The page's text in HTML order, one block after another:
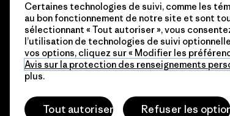
© 2026 Patagonia, Inc. All Rights Reserved.
Certaines technologies de suivi, comme les
au bon fonctionnement de notre site et sont
sélectionnant « Tout autoriser », vous
l’utilisation de technologies de suivi
vos options, cliquez sur « Modifier les
Avis sur la protection des renseignements
plus.
Tout autoriser Refuser les